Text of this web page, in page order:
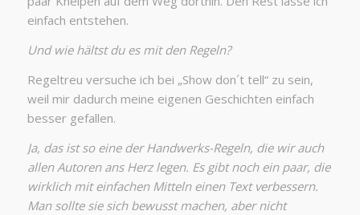
einfach entstehen.
Und wie hältst du es mit den Regeln?
Regeltreu versuche ich bei „Show don´t tell“ zu sein,
weil mir dadurch meine eigenen Geschichten einfach
besser gefallen.
Ja, das ist so eine der Handwerks-Regeln, die wir auch
allen Autoren ans Herz legen. Es gibt noch ein paar, die
wirklich mit einfachen Mitteln einen Text verbessern.
Man sollte sie sich bewusst machen, aber nicht